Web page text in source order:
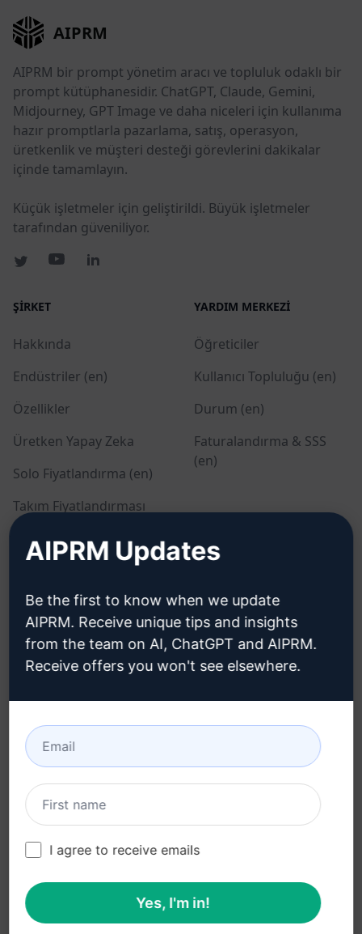
AIPRM
AIPRM bir prompt yönetim aracı ve topluluk odaklı bir
prompt kütüphanesidir. ChatGPT, Claude, Gemini,
Midjourney, GPT Image ve daha niceleri için kullanıma
hazır promptlarla pazarlama, satış, operasyon,
üretkenlik ve müşteri desteği görevlerini dakikalar
içinde tamamlayın.
Küçük işletmeler için geliştirildi. Büyük işletmeler
tarafından güveniliyor.
ŞIRKET
Hakkında
Endüstriler (en)
Özellikler
Üretken Yapay Zeka
Solo Fiyatlandırma (en)
Takım Fiyatlandırması
(en)
Blog (en)
YARDIM MERKEZI
Öğreticiler
Kullanıcı Topluluğu (en)
Durum (en)
Faturalandırma & SSS
(en)
YASAL
Gizlilik Politikası (en)
Politikası (en)
Kullanım Koşulları (en)
Tarayıcı Uzantısı
Terimleri (en)
Faturalama Koşulları (en)
Nasıl kurulur
© 2026
All logos, trademarks, and registered trademarks are the
AIPRM Updates
Be the first to know when we update
AIPRM. Receive unique tips and insights
from the team on AI, ChatGPT and AIPRM.
Receive offers you won't see elsewhere.
I agree to receive emails
Yes, I'm in!